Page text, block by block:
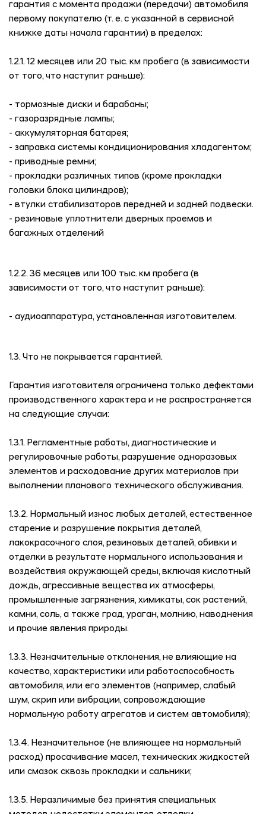
гарантия с момента продажи (передачи) автомобиля
первому покупателю (т. е. с указанной в сервисной
книжке даты начала гарантии) в пределах:
1.2.1. 12 месяцев или 20 тыс. км пробега (в зависимости
от того, что наступит раньше):
- тормозные диски и барабаны;
- газоразрядные лампы;
- аккумуляторная батарея;
- заправка системы кондиционирования хладагентом;
- приводные ремни;
- прокладки различных типов (кроме прокладки
головки блока цилиндров);
- втулки стабилизаторов передней и задней подвески.
- резиновые уплотнители дверных проемов и
багажных отделений
1.2.2. 36 месяцев или 100 тыс. км пробега (в
зависимости от того, что наступит раньше):
- аудиоаппаратура, установленная изготовителем.
1.3. Что не покрывается гарантией.
Гарантия изготовителя ограничена только дефектами
производственного характера и не распространяется
на следующие случаи:
1.3.1. Регламентные работы, диагностические и
регулировочные работы, разрушение одноразовых
элементов и расходование других материалов при
выполнении планового технического обслуживания.
1.3.2. Нормальный износ любых деталей, естественное
старение и разрушение покрытия деталей,
лакокрасочного слоя, резиновых деталей, обивки и
отделки в результате нормального использования и
воздействия окружающей среды, включая кислотный
дождь, агрессивные вещества их атмосферы,
промышленные загрязнения, химикаты, сок растений,
камни, соль, а также град, ураган, молнию, наводнения
и прочие явления природы.
1.3.3. Незначительные отклонения, не влияющие на
качество, характеристики или работоспособность
автомобиля, или его элементов (например, слабый
шум, скрип или вибрации, сопровождающие
нормальную работу агрегатов и систем автомобиля);
1.3.4. Незначительное (не влияющее на нормальный
расход) просачивание масел, технических жидкостей
или смазок сквозь прокладки и сальники;
1.3.5. Неразличимые без принятия специальных